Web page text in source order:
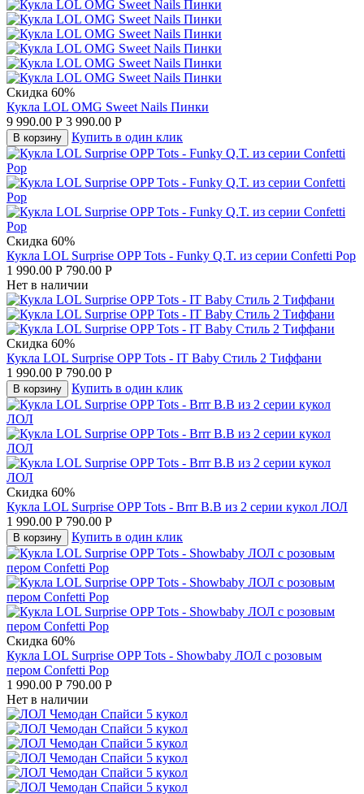
Скидка 60%
Кукла LOL OMG Sweet Nails Пинки
9 990.00 Р 3 990.00 Р
В корзину Купить в один клик
Скидка 60%
Кукла LOL Surprise OPP Tots - Funky Q.T. из серии Confetti Pop
1 990.00 Р 790.00 Р
Нет в наличии
Скидка 60%
Кукла LOL Surprise OPP Tots - IT Baby Стиль 2 Тиффани
1 990.00 Р 790.00 Р
В корзину Купить в один клик
Скидка 60%
Кукла LOL Surprise OPP Tots - Brrr B.B из 2 серии кукол ЛОЛ
1 990.00 Р 790.00 Р
В корзину Купить в один клик
Скидка 60%
Кукла LOL Surprise OPP Tots - Showbaby ЛОЛ с розовым
пером Confetti Pop
1 990.00 Р 790.00 Р
Нет в наличии